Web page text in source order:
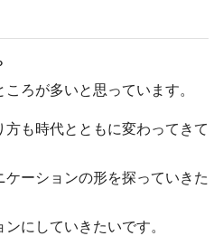
ろが多いと思っています。
も時代とともに変わってきて
ーションの形を探っていきた
にしていきたいです。